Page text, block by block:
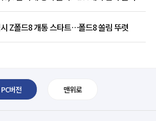
Z폴드8 개통 스타트…폴드8 쏠림 뚜렷
PC버전 맨위로